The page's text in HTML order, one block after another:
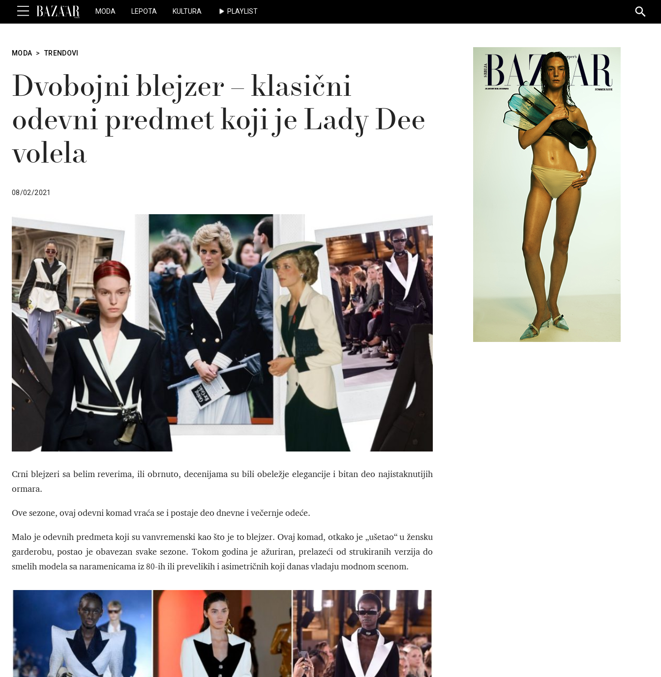
MODA LEPOTA KULTURA PLAYLIST
for:
MODA > TRENDOVI
Dvobojni blejzer – klasični
odevni predmet koji je Lady Dee
volela
08/02/2021
Crni blejzeri sa belim reverima, ili obrnuto, decenijama su bili obeležje elegancije i bitan deo najistaknutijih
ormara.
Ove sezone, ovaj odevni komad vraća se i postaje deo dnevne i večernje odeće.
Malo je odevnih predmeta koji su vanvremenski kao što je to blejzer. Ovaj komad, otkako je „ušetao“ u žensku
garderobu, postao je obavezan svake sezone. Tokom godina je ažuriran, prelazeći od strukiranih verzija do
smelih modela sa naramenicama iz 80-ih ili prevelikih i asimetričnih koji danas vladaju modnom scenom.